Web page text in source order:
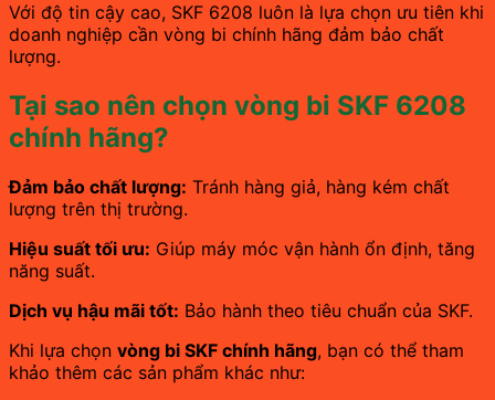
Với độ tin cậy cao, SKF 6208 luôn là lựa chọn ưu tiên khi
doanh nghiệp cần vòng bi chính hãng đảm bảo chất
lượng.
Tại sao nên chọn vòng bi SKF 6208
chính hãng?
Đảm bảo chất lượng: Tránh hàng giả, hàng kém chất
lượng trên thị trường.
Hiệu suất tối ưu: Giúp máy móc vận hành ổn định, tăng
năng suất.
Dịch vụ hậu mãi tốt: Bảo hành theo tiêu chuẩn của SKF.
Khi lựa chọn vòng bi SKF chính hãng, bạn có thể tham
khảo thêm các sản phẩm khác như: